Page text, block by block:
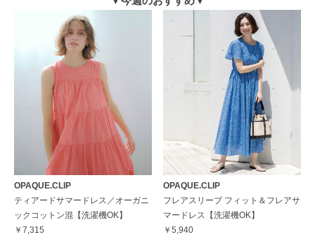
OPAQUE.CLIP
ティアードサマードレス／オーガニ
ックコットン混【洗濯機OK】
￥7,315
OPAQUE.CLIP
フレアスリーブ フィット＆フレアサ
マードレス【洗濯機OK】
￥5,940